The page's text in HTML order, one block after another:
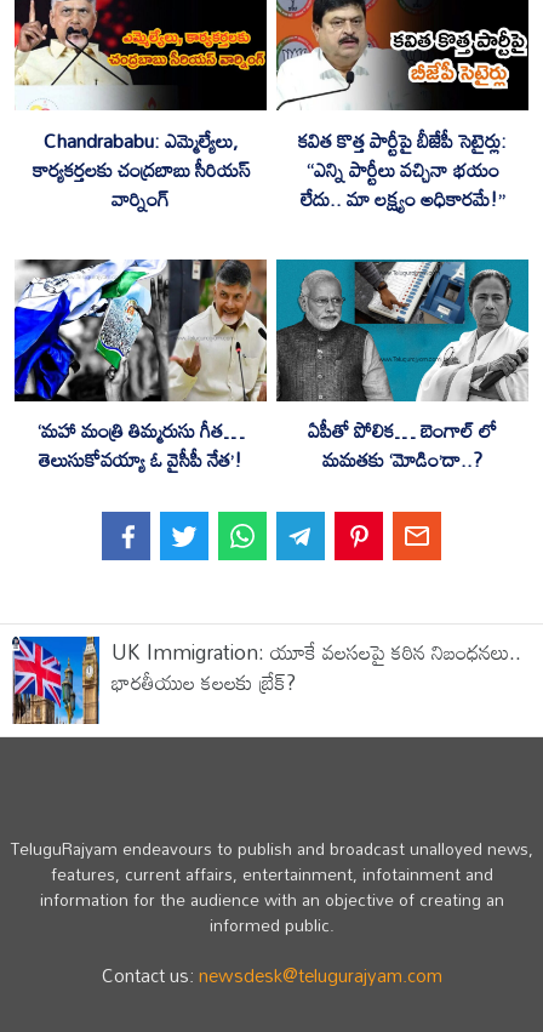
Chandrababu: ఎమ్మెల్యేలు,
కార్యకర్తలకు చంద్రబాబు సీరియస్
వార్నింగ్
కవిత కొత్త పార్టీపై బీజేపీ సెటైర్లు:
“ఎన్ని పార్టీలు వచ్చినా భయం
లేదు.. మా లక్ష్యం అధికారమే!”
‘మహా మంత్రి తిమ్మరుసు గీత…
తెలుసుకోవయ్యా ఓ వైసీపీ నేత’!
ఏపీతో పోలిక… బెంగాల్ లో
మమతకు ‘మోడిం’దా..?
UK Immigration: యూకే వలసలపై కఠిన నిబంధనలు..
భారతీయుల కలలకు బ్రేక్?
TeluguRajyam endeavours to publish and broadcast unalloyed news,
features, current affairs, entertainment, infotainment and
information for the audience with an objective of creating an
informed public.
Contact us:newsdesk@telugurajyam.com